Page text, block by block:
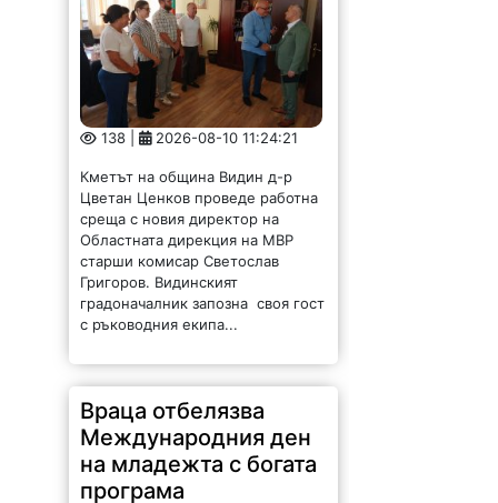
138 | 2026-08-10 11:24:21
Кметът на община Видин д-р
Цветан Ценков проведе работна
среща с новия директор на
Областната дирекция на МВР
старши комисар Светослав
Григоров. Видинският
градоначалник запозна своя гост
с ръководния екипа...
Враца отбелязва
Международния ден
на младежта с богата
програма